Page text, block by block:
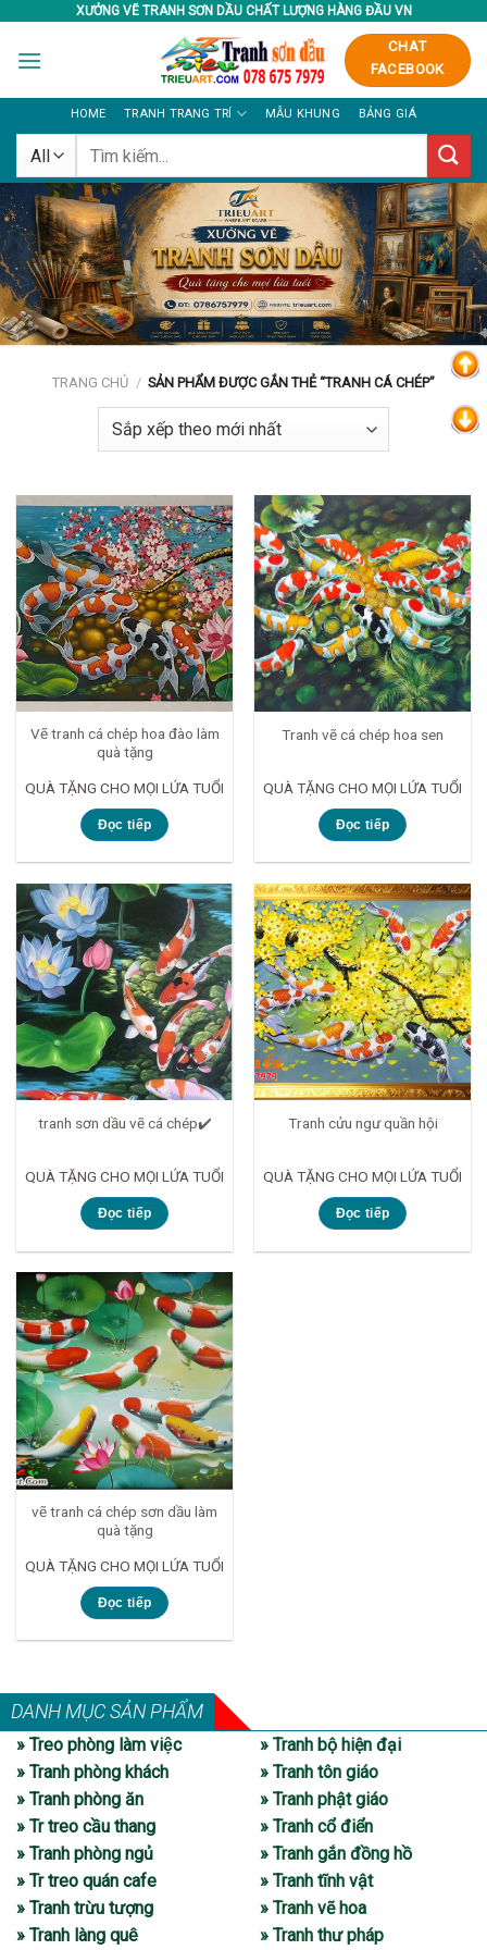
content
XƯỞNG VẼ TRANH SƠN DẦU CHẤT LƯỢNG HÀNG ĐẦU VN
CHAT
FACEBOOK
HOME TRANH TRANG TRÍ MẪU KHUNG BẢNG GIÁ
Tìm
TRANG CHỦ / SẢN PHẨM ĐƯỢC GẮN THẺ “TRANH CÁ CHÉP”
Vẽ tranh cá chép hoa đào làm
quà tặng
QUÀ TẶNG CHO MỌI LỨA TUỔI
Đọc tiếp
Tranh vẽ cá chép hoa sen
QUÀ TẶNG CHO MỌI LỨA TUỔI
Đọc tiếp
tranh sơn dầu vẽ cá chép✔️
QUÀ TẶNG CHO MỌI LỨA TUỔI
Đọc tiếp
Tranh cửu ngư quần hội
QUÀ TẶNG CHO MỌI LỨA TUỔI
Đọc tiếp
vẽ tranh cá chép sơn dầu làm
quà tặng
QUÀ TẶNG CHO MỌI LỨA TUỔI
Đọc tiếp
DANH MỤC SẢN PHẨM
» Treo phòng làm việc
» Tranh phòng khách
» Tranh phòng ăn
» Tr treo cầu thang
» Tranh phòng ngủ
» Tr treo quán cafe
» Tranh trừu tượng
» Tranh làng quê
» Tranh bộ hiện đại
» Tranh tôn giáo
» Tranh phật giáo
» Tranh cổ điển
» Tranh gắn đồng hồ
» Tranh tĩnh vật
» Tranh vẽ hoa
» Tranh thư pháp